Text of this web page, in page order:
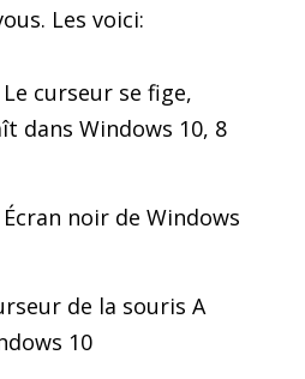
Les voici:
curseur se fige,
dans Windows 10, 8
noir de Windows
de la souris A
10